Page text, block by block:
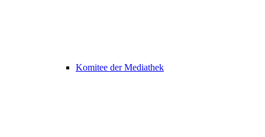
Komitee der Mediathek